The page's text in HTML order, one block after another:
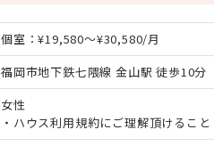
個室：¥19,580～¥30,580/月
福岡市地下鉄七隈線 金山駅 徒歩10分
女性
・ハウス利用規約にご理解頂けること